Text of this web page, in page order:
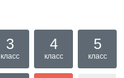
3
класс
4
класс
5
класс